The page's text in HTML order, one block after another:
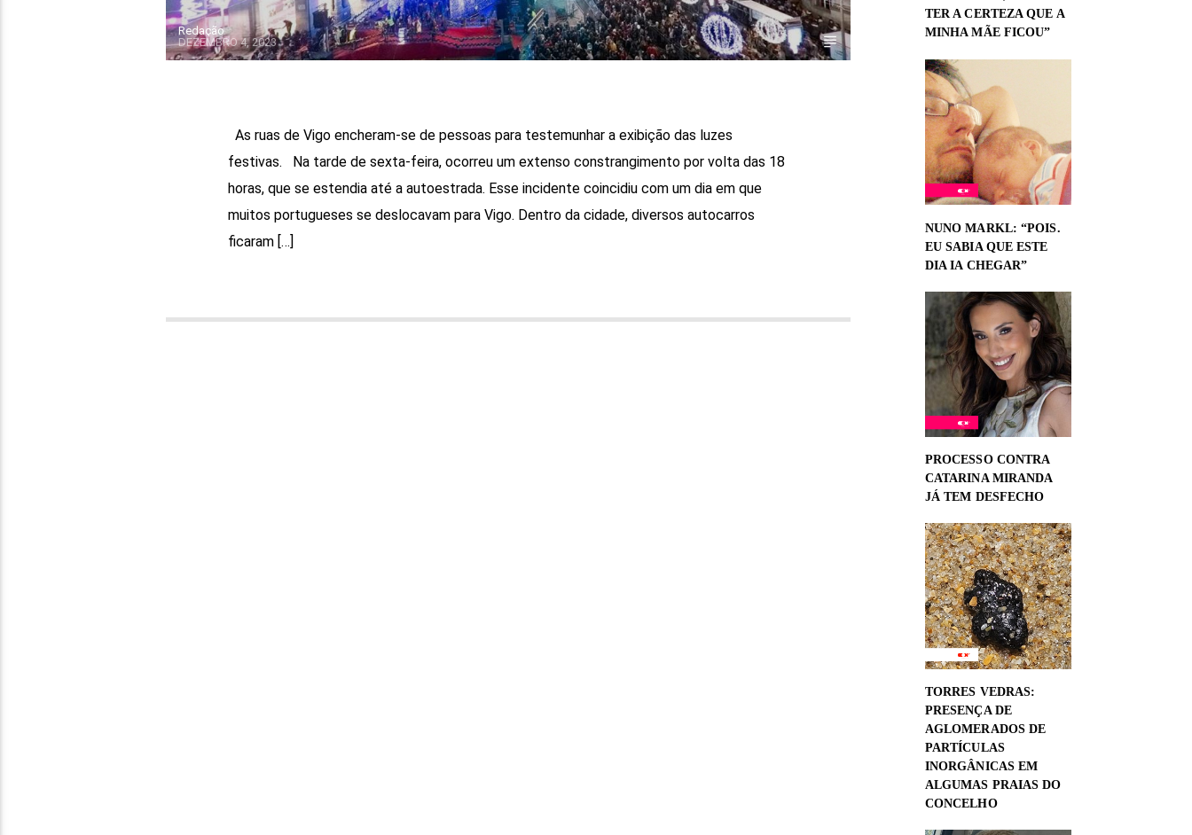
Redação
DEZEMBRO 4, 2023
As ruas de Vigo encheram-se de pessoas para testemunhar a exibição das luzes
festivas. Na tarde de sexta-feira, ocorreu um extenso constrangimento por volta das 18
horas, que se estendia até a autoestrada. Esse incidente coincidiu com um dia em que
muitos portugueses se deslocavam para Vigo. Dentro da cidade, diversos autocarros
ficaram […]
TER A CERTEZA QUE A
MINHA MÃE FICOU”
NUNO MARKL: “POIS.
EU SABIA QUE ESTE
DIA IA CHEGAR”
PROCESSO CONTRA
CATARINA MIRANDA
JÁ TEM DESFECHO
TORRES VEDRAS:
PRESENÇA DE
AGLOMERADOS DE
PARTÍCULAS
INORGÂNICAS EM
ALGUMAS PRAIAS DO
CONCELHO